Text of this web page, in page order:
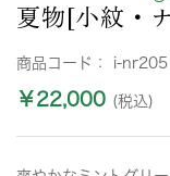
夏物[小紋・
商品コード： i-nr205
￥22,000 (税込)